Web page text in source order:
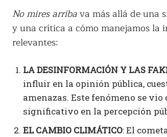
No mires arribava más allá de una
y una crítica a cómo manejamos la
relevantes:
LA DESINFORMACIÓN Y LAS
influir en la opinión pública,
amenazas. Este fenómeno se
significativo en la percepción
EL CAMBIO CLIMÁTICO: El